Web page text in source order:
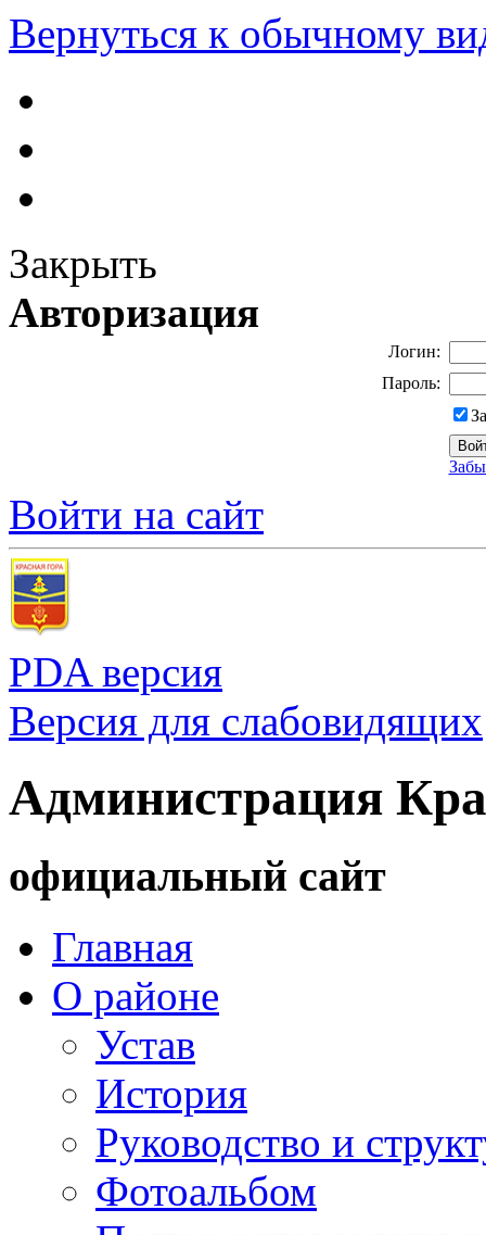
Вернуться к обычному
Закрыть
Авторизация
Логин:
Пароль:
Войти на сайт
PDA версия
Версия для слабовидящих
Администрация
официальный сайт
Главная
О районе
Устав
История
Руководство и
Фотоальбом